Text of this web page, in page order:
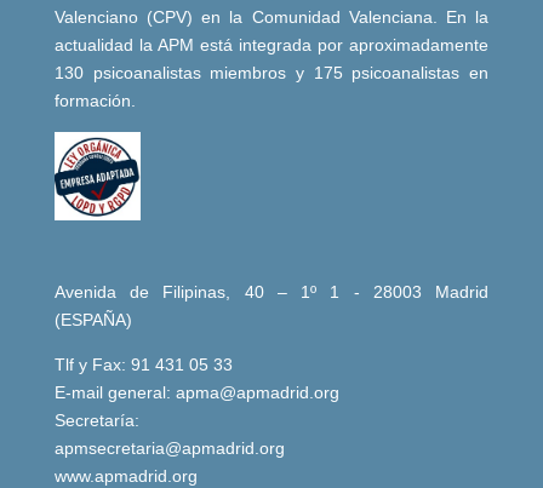
Valenciano (CPV) en la Comunidad Valenciana. En la
actualidad la APM está integrada por aproximadamente
130 psicoanalistas miembros y 175 psicoanalistas en
formación.
Avenida de Filipinas, 40 – 1º 1 - 28003 Madrid
(ESPAÑA)
Tlf y Fax: 91 431 05 33
E-mail general: apma@apmadrid.org
Secretaría:
apmsecretaria@apmadrid.org
www.apmadrid.org